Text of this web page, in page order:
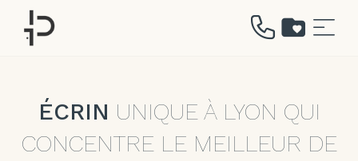
contenu
ÉCRIN UNIQUE À LYON QUI
CONCENTRE LE MEILLEUR DE